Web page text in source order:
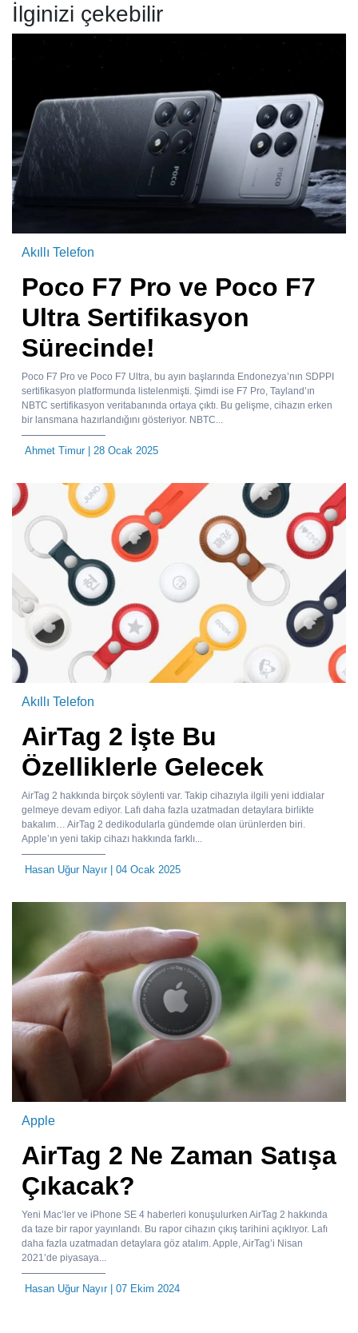
İlginizi çekebilir
Akıllı Telefon
Poco F7 Pro ve Poco F7
Ultra Sertifikasyon
Sürecinde!
Poco F7 Pro ve Poco F7 Ultra, bu ayın başlarında Endonezya’nın SDPPI
sertifikasyon platformunda listelenmişti. Şimdi ise F7 Pro, Tayland’ın
NBTC sertifikasyon veritabanında ortaya çıktı. Bu gelişme, cihazın erken
bir lansmana hazırlandığını gösteriyor. NBTC...
Ahmet Timur| 28 Ocak 2025
Akıllı Telefon
AirTag 2 İşte Bu
Özelliklerle Gelecek
AirTag 2 hakkında birçok söylenti var. Takip cihazıyla ilgili yeni iddialar
gelmeye devam ediyor. Lafı daha fazla uzatmadan detaylara birlikte
bakalım… AirTag 2 dedikodularla gündemde olan ürünlerden biri.
Apple’ın yeni takip cihazı hakkında farklı...
Hasan Uğur Nayır| 04 Ocak 2025
Apple
AirTag 2 Ne Zaman Satışa
Çıkacak?
Yeni Mac’ler ve iPhone SE 4 haberleri konuşulurken AirTag 2 hakkında
da taze bir rapor yayınlandı. Bu rapor cihazın çıkış tarihini açıklıyor. Lafı
daha fazla uzatmadan detaylara göz atalım. Apple, AirTag’i Nisan
2021’de piyasaya...
Hasan Uğur Nayır| 07 Ekim 2024